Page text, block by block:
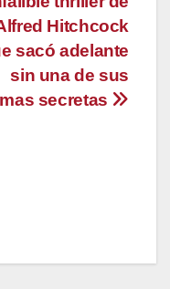
Hitchcock
sacó adelante
sin una de sus
secretas